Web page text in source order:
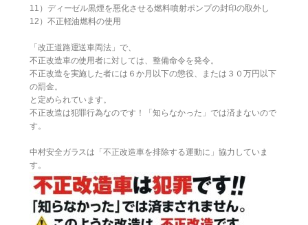
11）ディーゼル黒煙を悪化させる燃料噴射ポンプの封印の取外し
12）不正軽油燃料の使用
「改正道路運送車両法」で、
不正改造車の使用者に対しては、整備命令を発令。
不正改造を実施した者には６か月以下の懲役、または３０万円以下
の罰金。
と定められています。
不正改造は犯罪行為なのです！「知らなかった」では済まないので
す。
中村安全ガラスは「不正改造車を排除する運動に」協力していま
す。